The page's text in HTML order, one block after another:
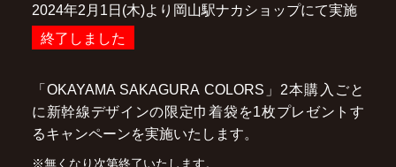
2024年2月1日(木)より岡山駅ナカショップにて実施
終了しました
「OKAYAMA SAKAGURA COLORS」2本購入ごと
に新幹線デザインの限定巾着袋を1枚プレゼントす
るキャンペーンを実施いたします。
※無くなり次第終了いたします。